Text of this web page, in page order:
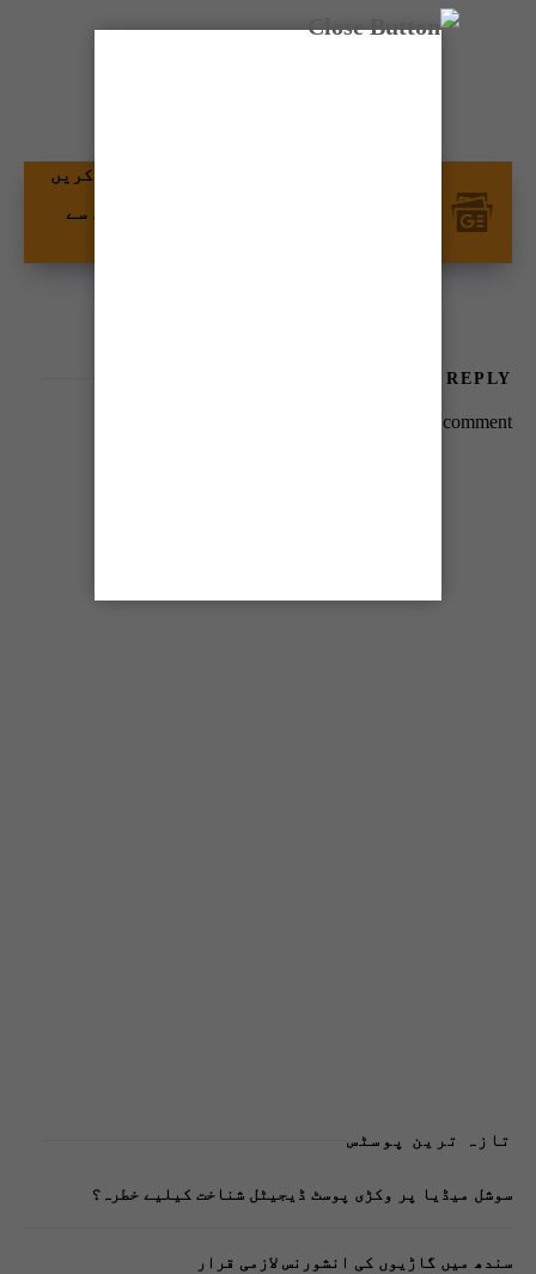
گوگل نیوز پر ٹائمز آف کراچی کو فالو کریں
اور اپنی پسندیدہ مواد کو زیادہ تیزی سے
LEAVE A REPLY
to post a comment.
تازہ ترین پوسٹس
سوشل میڈیا پر وکڑی پوسٹ ڈیجیٹل شناخت کیلیے خطرہ؟
سندھ میں گاڑیوں کی انشورنس لازمی قرار